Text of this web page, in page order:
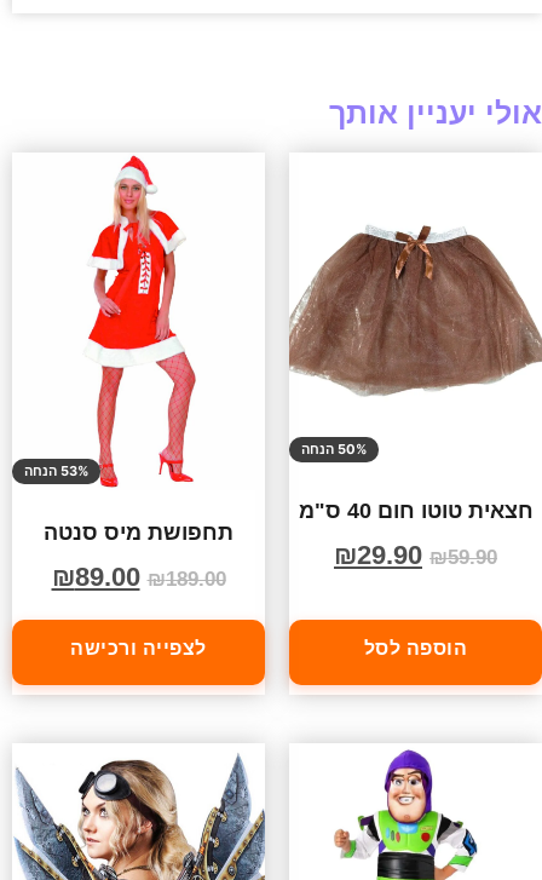
אולי יעניין אותך
50% הנחה
חצאית טוטו חום 40 ס"מ
₪59.90
₪29.90
הוספה לסל
53% הנחה
תחפושת מיס סנטה
₪189.00
₪89.00
לצפייה ורכישה